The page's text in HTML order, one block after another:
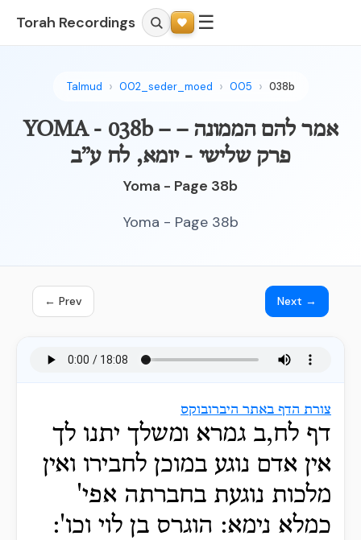
Torah Recordings ☰
Talmud 002_seder_moed 005 038b
YOMA - 038b – אמר להם הממונה –
פרק שלישי - יומא, לח ע”ב
Yoma - Page 38b
Yoma - Page 38b
← Prev Next →
צורת הדף באתר היברובוקס
דף לח,ב גמרא ומשלך יתנו לך
אין אדם נוגע במוכן לחבירו ואין
מלכות נוגעת בחברתה אפי'
כמלא נימא: הוגרס בן לוי וכו':